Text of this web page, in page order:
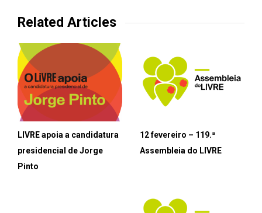
Related Articles
LIVRE apoia a candidatura
presidencial de Jorge
Pinto
12 fevereiro – 119.ª
Assembleia do LIVRE